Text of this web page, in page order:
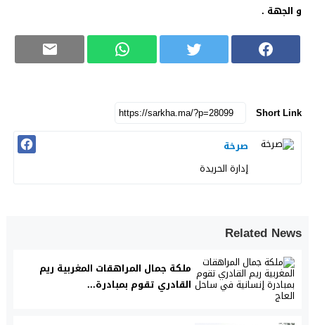
و الجهة .
Short Link
صرخة
إدارة الحريدة
Related News
ملكة جمال المراهقات المغربية ريم
القادري تقوم بمبادرة...